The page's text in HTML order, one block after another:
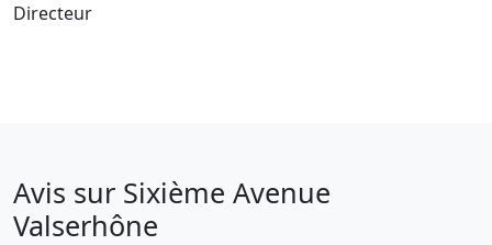
Directeur
Avis sur Sixième Avenue
Valserhône